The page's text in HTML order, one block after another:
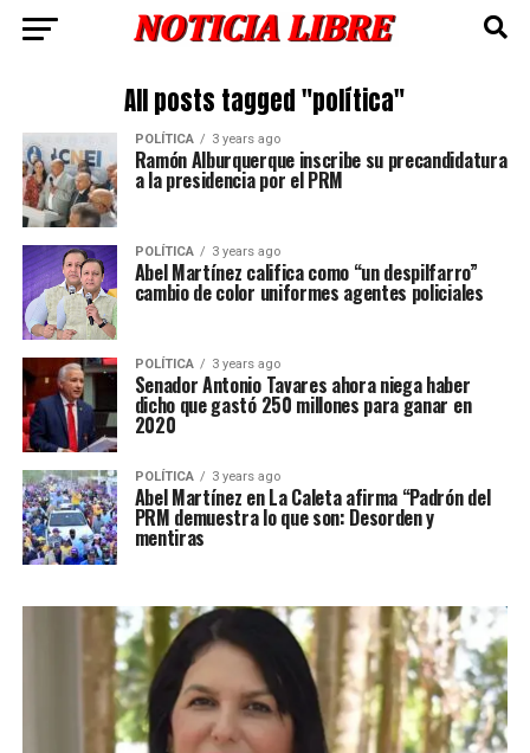
All posts tagged "política"
POLÍTICA 3 years ago
Ramón Alburquerque inscribe su precandidatura
a la presidencia por el PRM
POLÍTICA 3 years ago
Abel Martínez califica como “un despilfarro”
cambio de color uniformes agentes policiales
POLÍTICA 3 years ago
Senador Antonio Tavares ahora niega haber
dicho que gastó 250 millones para ganar en
2020
POLÍTICA 3 years ago
Abel Martínez en La Caleta afirma “Padrón del
PRM demuestra lo que son: Desorden y
mentiras